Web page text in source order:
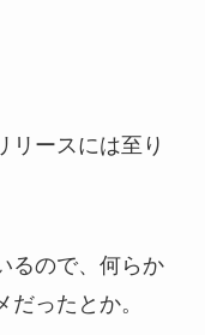
リースには至り
るので、何らか
ったとか。